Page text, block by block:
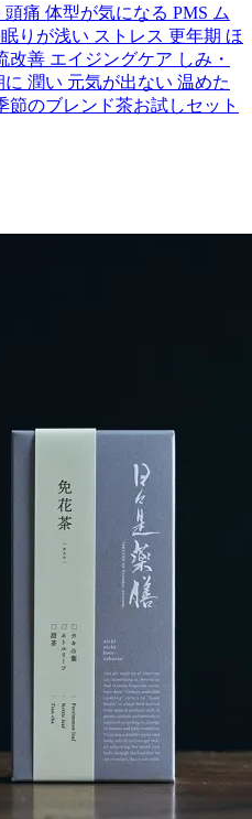
頭痛 体型が気になる PMS ム
りが浅い ストレス 更年期 ほ
改善 エイジングケア しみ・
に 潤い 元気が出ない 温めた
節のブレンド茶お試しセット